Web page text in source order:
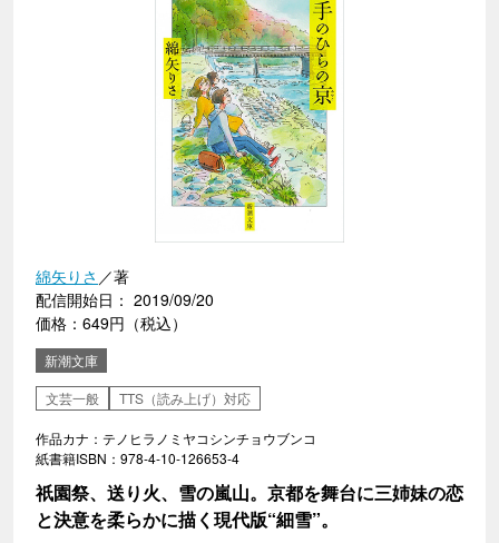
綿矢りさ ／著
配信開始日： 2019/09/20
価格：649円（税込）
新潮文庫
文芸一般
TTS（読み上げ）対応
作品カナ：テノヒラノミヤコシンチョウブンコ
紙書籍ISBN：978-4-10-126653-4
祇園祭、送り火、雪の嵐山。京都を舞台に三姉妹の恋
と決意を柔らかに描く現代版“細雪”。